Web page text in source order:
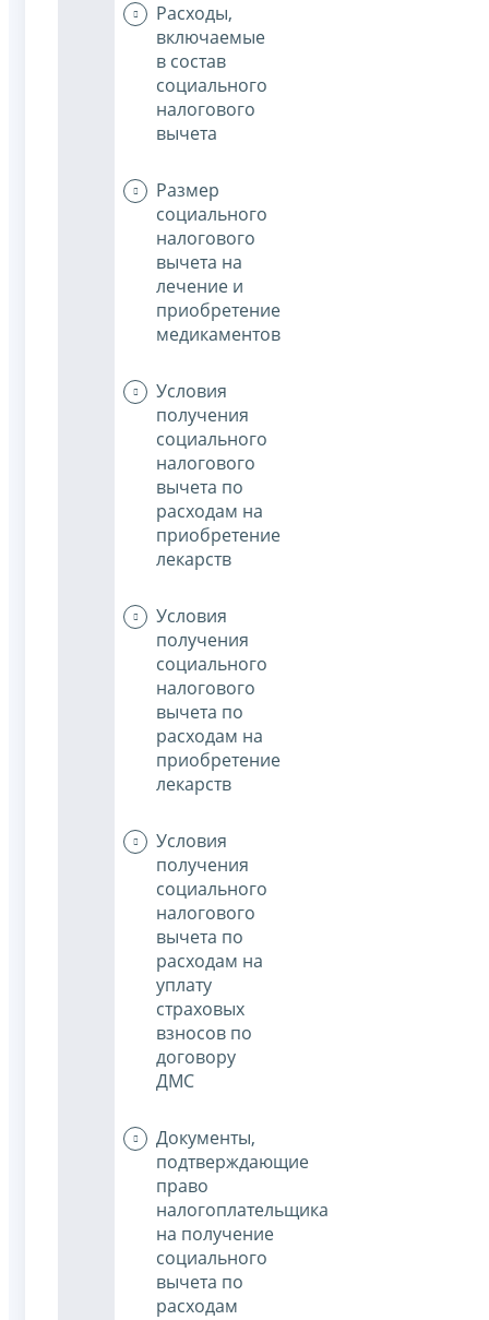
Расходы,
включаемые
в состав
социального
налогового
вычета
Размер
социального
налогового
вычета на
лечение и
приобретение
медикаментов
Условия
получения
социального
налогового
вычета по
расходам на
приобретение
лекарств
Условия
получения
социального
налогового
вычета по
расходам на
приобретение
лекарств
Условия
получения
социального
налогового
вычета по
расходам на
уплату
страховых
взносов по
договору
ДМС
Документы,
подтверждающие
право
налогоплательщика
на получение
социального
вычета по
расходам